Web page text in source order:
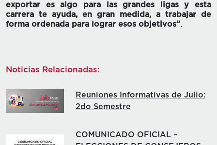
exportar es algo para las grandes ligas y esta
carrera te ayuda, en gran medida, a trabajar de
forma ordenada para lograr esos objetivos”.
Noticias Relacionadas:
Reuniones Informativas de Julio:
2do Semestre
COMUNICADO OFICIAL –